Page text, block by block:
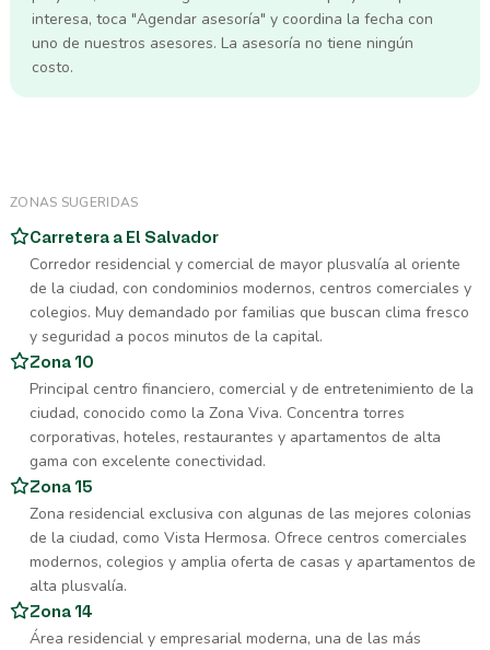
interesa, toca "Agendar asesoría" y coordina la fecha con
uno de nuestros asesores. La asesoría no tiene ningún
costo.
ZONAS SUGERIDAS
Carretera a El Salvador
Corredor residencial y comercial de mayor plusvalía al oriente
de la ciudad, con condominios modernos, centros comerciales y
colegios. Muy demandado por familias que buscan clima fresco
y seguridad a pocos minutos de la capital.
Zona 10
Principal centro financiero, comercial y de entretenimiento de la
ciudad, conocido como la Zona Viva. Concentra torres
corporativas, hoteles, restaurantes y apartamentos de alta
gama con excelente conectividad.
Zona 15
Zona residencial exclusiva con algunas de las mejores colonias
de la ciudad, como Vista Hermosa. Ofrece centros comerciales
modernos, colegios y amplia oferta de casas y apartamentos de
alta plusvalía.
Zona 14
Área residencial y empresarial moderna, una de las más